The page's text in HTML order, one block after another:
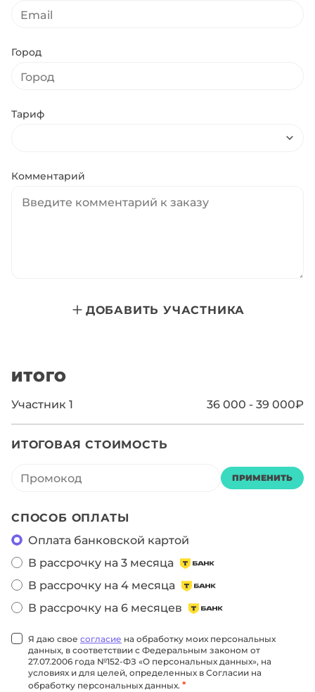
Город
Тариф
Комментарий
ДОБАВИТЬ УЧАСТНИКА
ИТОГО
Участник 1 36 000 - 39 000₽
ИТОГОВАЯ СТОИМОСТЬ
ПРИМЕНИТЬ
СПОСОБ ОПЛАТЫ
Оплата банковской картой
В рассрочку на 3 месяца
В рассрочку на 4 месяца
В рассрочку на 6 месяцев
Я даю свое согласие на обработку моих персональных
данных, в соответствии с Федеральным законом от
27.07.2006 года №152-ФЗ «О персональных данных», на
условиях и для целей, определенных в Согласии на
обработку персональных данных. *